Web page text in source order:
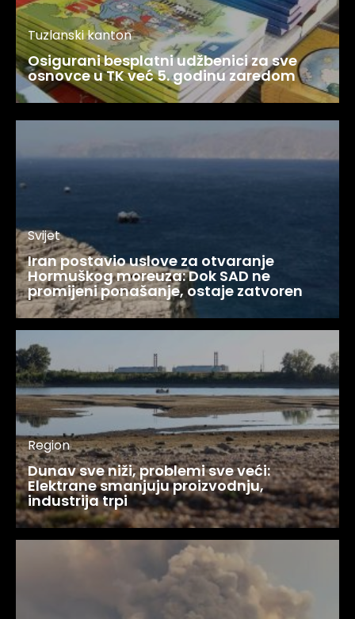
Tuzlanski kanton
Osigurani besplatni udžbenici za sve
osnovce u TK već 5. godinu zaredom
Svijet
Iran postavio uslove za otvaranje
Hormuškog moreuza: Dok SAD ne
promijeni ponašanje, ostaje zatvoren
Region
Dunav sve niži, problemi sve veći:
Elektrane smanjuju proizvodnju,
industrija trpi